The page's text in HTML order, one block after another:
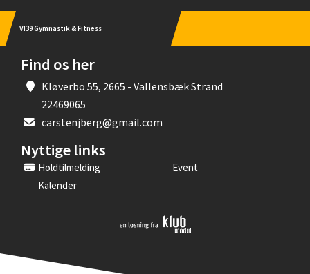
VI39 Gymnastik & Fitness
Find os her
Kløverbo 55, 2665 - Vallensbæk Strand
22469065
carstenjberg@gmail.com
Nyttige links
Holdtilmelding
Event
Kalender